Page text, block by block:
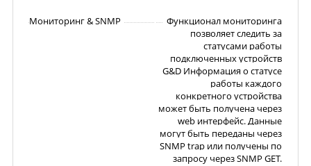
Мониторинг & SNMP
Функционал мониторинга
позволяет следить за
статусами работы
подключенных устройств
G&D Информация о статусе
работы каждого
конкретного устройства
может быть получена через
web интерфейс. Данные
могут быть переданы через
SNMP trap или получены по
запросу через SNMP GET.